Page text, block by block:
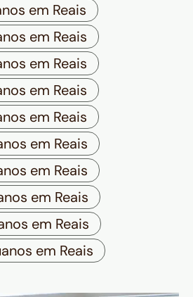
em Reais
em Reais
em Reais
em Reais
em Reais
em Reais
em Reais
em Reais
em Reais
em Reais